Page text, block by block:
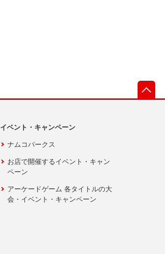
イベント・キャンペーン
ナムコパークス
お店で開催するイベント・キャン
ペーン
アーケードゲーム 各タイトルの大
会・イベント・キャンペーン